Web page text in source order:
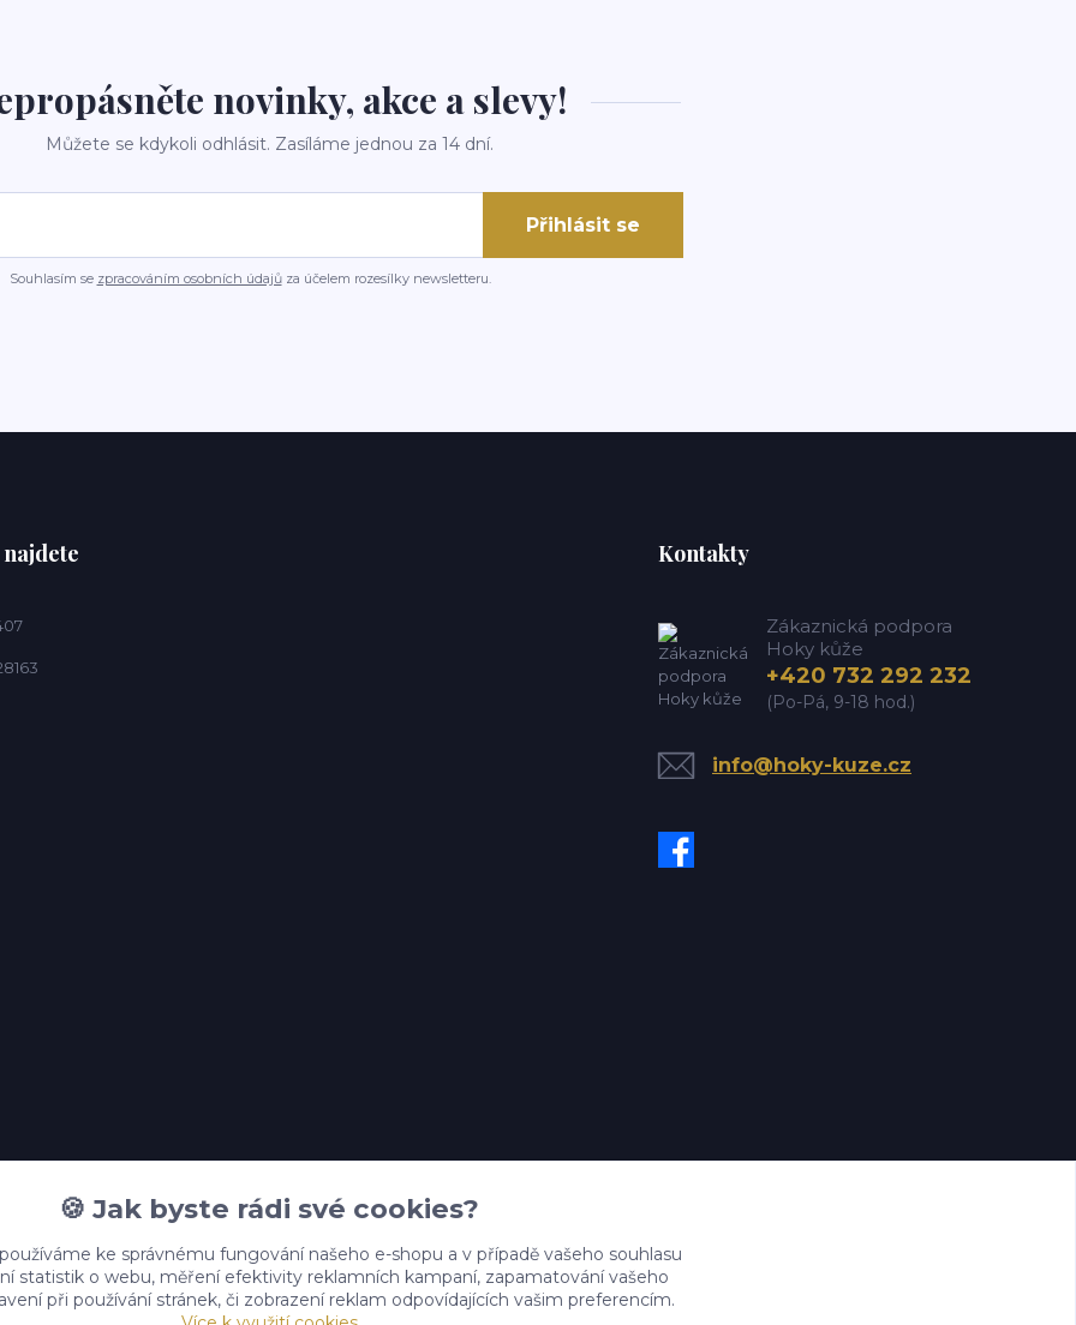
novinky, akce a slevy!
Můžete se kdykoli odhlásit. Zasíláme jednou za 14 dní.
Přihlásit se
Souhlasím se zpracováním osobních údajůza účelem rozesílky newsletteru.
Kontakty
Zákaznická podpora
Hoky kůže
+420 732 292 232
(Po-Pá, 9-18 hod.)
info@hoky-kuze.cz
🍪 Jak byste rádi své cookies?
ke správnému fungování našeho e-shopu a v případě vašeho souhlasu
statistik o webu, měření efektivity reklamních kampaní, zapamatování vašeho
při používání stránek, či zobrazení reklam odpovídajících vašim preferencím.